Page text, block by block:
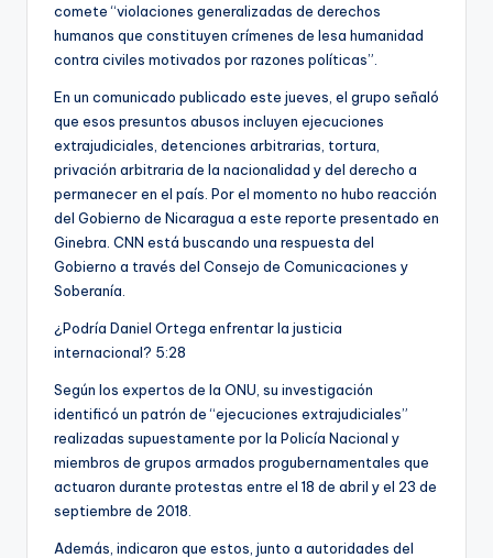
comete “violaciones generalizadas de derechos
humanos que constituyen crímenes de lesa humanidad
contra civiles motivados por razones políticas”.
En un comunicado publicado este jueves, el grupo señaló
que esos presuntos abusos incluyen ejecuciones
extrajudiciales, detenciones arbitrarias, tortura,
privación arbitraria de la nacionalidad y del derecho a
permanecer en el país. Por el momento no hubo reacción
del Gobierno de Nicaragua a este reporte presentado en
Ginebra. CNN está buscando una respuesta del
Gobierno a través del Consejo de Comunicaciones y
Soberanía.
¿Podría Daniel Ortega enfrentar la justicia
internacional? 5:28
Según los expertos de la ONU, su investigación
identificó un patrón de “ejecuciones extrajudiciales”
realizadas supuestamente por la Policía Nacional y
miembros de grupos armados progubernamentales que
actuaron durante protestas entre el 18 de abril y el 23 de
septiembre de 2018.
Además, indicaron que estos, junto a autoridades del